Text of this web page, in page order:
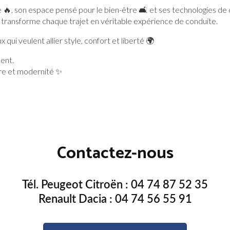
🔥, son espace pensé pour le bien-être 🛋️ et ses technologies
chaque trajet en véritable expérience de conduite.
qui veulent allier style, confort et liberté 🌍
et modernité ✨
Contactez-nous
Tél. Peugeot Citroën : 04 74 87 52 35
Renault Dacia : 04 74 56 55 91